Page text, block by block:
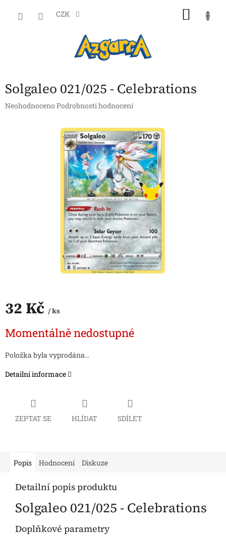
CZK
Solgaleo 021/025 - Celebrations
Průměrné
Neohodnoceno Podrobnosti hodnocení
32 Kč / ks
cena:
Momentálně nedostupné
Položka byla vyprodána…
Detailní informace
ZEPTAT SE HLÍDAT SDÍLET
Popis Hodnocení Diskuze
Detailní popis produktu
Solgaleo 021/025 - Celebrations
Doplňkové parametry